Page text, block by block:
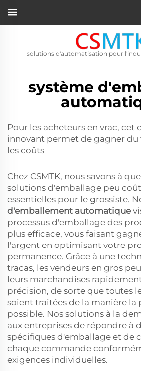
solutions d'automatisation pour
système
Pour les acheteurs en vrac, cet
innovant permet de gagner
les coûts
Chez CSMTK, nous savons à
solutions d'emballage peu
essentielles pour le grossiste.
d'emballement automatique
processus d'emballage des
plus efficace, vous faisant
l'argent en optimisant votre
permanence. Grâce à une
tracas, les vendeurs en gros
leurs marchandises
précision, de sorte que toutes
soient traitées de la manière la
possible. Nos solutions à la
aux entreprises de répondre à
spécifiques d'emballage et de
chaque commande
exigences individuelles.